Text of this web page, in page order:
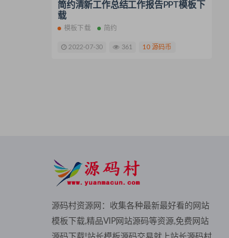
简约清新工作总结工作报告PPT模板下
载
模板下载 简约
2022-07-30 361 10 源码币
源码村资源网：收集各种最新最好看的网站
模板下载,精品VIP网站源码等资源,免费网站